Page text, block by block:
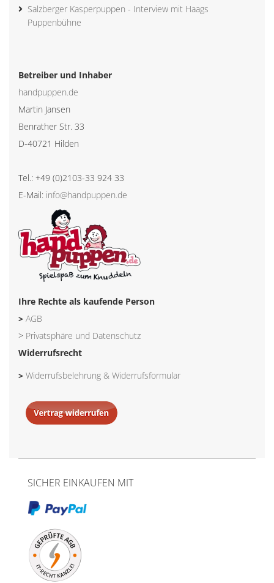
Salzberger Kasperpuppen - Interview mit Haags
Puppenbühne
Betreiber und Inhaber
handpuppen.de
Martin Jansen
Benrather Str. 33
D-40721 Hilden
Tel.: +49 (0)2103-33 924 33
E-Mail: info@handpuppen.de
Ihre Rechte als kaufende Person
> AGB
> Privatsphäre und Datenschutz
Widerrufsrecht
> Widerrufsbelehrung & Widerrufsformular
SICHER EINKAUFEN MIT